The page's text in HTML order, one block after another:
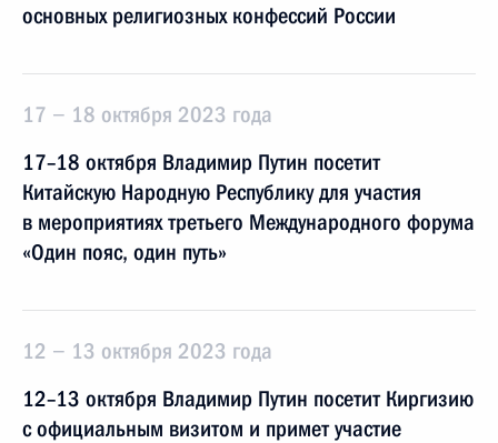
основных религиозных конфессий России
17 − 18 октября 2023 года
17–18 октября Владимир Путин посетит
Китайскую Народную Республику для участия
в мероприятиях третьего Международного форума
«Один пояс, один путь»
12 − 13 октября 2023 года
12–13 октября Владимир Путин посетит Киргизию
с официальным визитом и примет участие